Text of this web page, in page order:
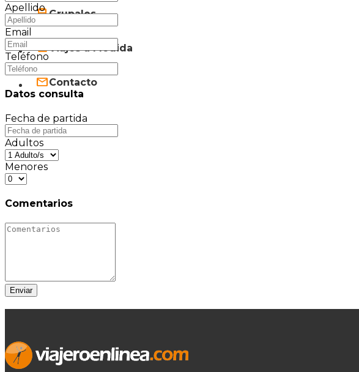
Grupales
Viajes a Medida
Contacto
Apellido
Email
Teléfono
Datos consulta
Fecha de partida
Adultos
Menores
Comentarios
Enviar